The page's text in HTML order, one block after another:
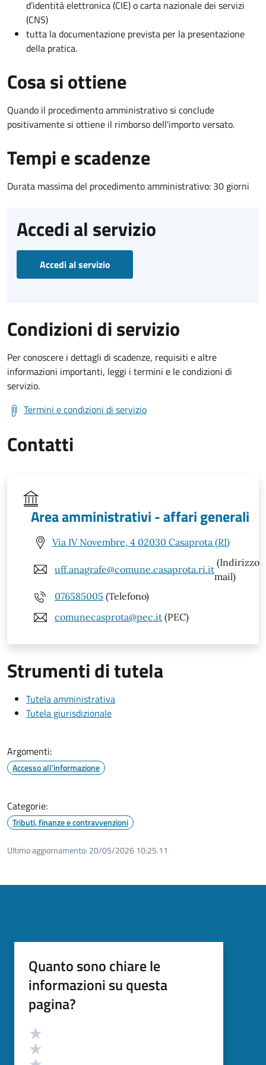
d’identità elettronica (CIE) o carta nazionale dei servizi
(CNS)
tutta la documentazione prevista per la presentazione
della pratica.
Cosa si ottiene
Quando il procedimento amministrativo si conclude
positivamente si ottiene il rimborso dell'importo versato.
Tempi e scadenze
Durata massima del procedimento amministrativo: 30 giorni
Accedi al servizio
Accedi al servizio
Condizioni di servizio
Per conoscere i dettagli di scadenze, requisiti e altre
informazioni importanti, leggi i termini e le condizioni di
servizio.
Termini e condizioni di servizio
Contatti
Area amministrativi - affari generali
Via IV Novembre, 4 02030 Casaprota (RI)
uff.anagrafe@comune.casaprota.ri.it
(Indirizzo
mail)
076585005 (Telefono)
comunecasprota@pec.it (PEC)
Strumenti di tutela
Tutela amministrativa
Tutela giurisdizionale
Argomenti:
Accesso all'informazione
Categorie:
Tributi, finanze e contravvenzioni
Ultimo aggiornamento: 20/05/2026 10:25.11
Quanto sono chiare le
informazioni su questa
pagina?
Valutazione